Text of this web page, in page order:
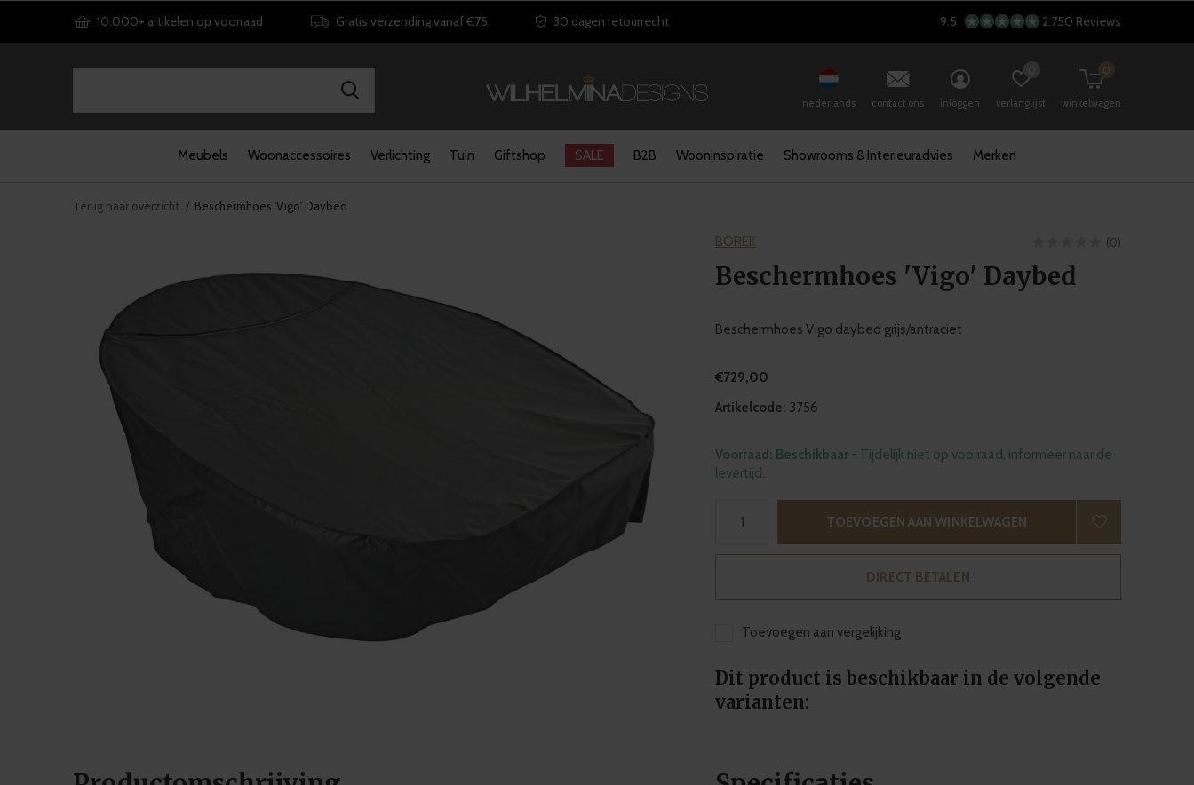
Meubels Woonaccessoires Verlichting Tuin Giftshop SALE B2B Wooninspiratie Showrooms & Interieuradvies Merken
nederlands contact ons inloggen verlanglijst winkelwagen
0
10.000+ artikelen op voorraad Gratis verzending vanaf €75 30 dagen retourrecht 9.5 2.750 Reviews
Terug naar overzicht Beschermhoes 'Vigo' Daybed
BOREK (0)
Beschermhoes 'Vigo' Daybed
Beschermhoes Vigo daybed grijs/antraciet
€729,00
Artikelcode: 3756
Voorraad: Beschikbaar - Tijdelijk niet op voorraad, informeer naar de
levertijd.
TOEVOEGEN AAN WINKELWAGEN
DIRECT BETALEN
Toevoegen aan vergelijking
Dit product is beschikbaar in de volgende
varianten: